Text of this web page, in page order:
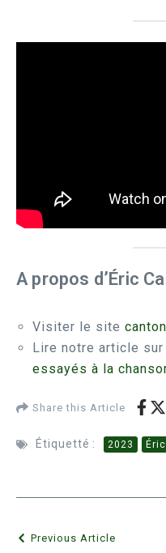
A propos d’Éric
Visiter le site
Lire notre article sur
essayés à la
Share this Article
Étiquetté : 2023
Previous Article